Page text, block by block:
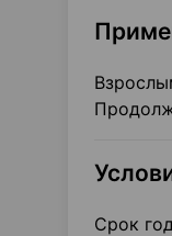
Срок